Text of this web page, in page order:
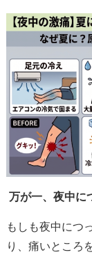
万が一、夜中に
もしも夜中につ
り、痛いところ